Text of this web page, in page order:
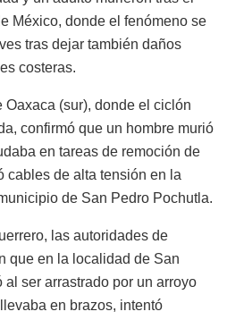
México, donde el fenómeno se
tras dejar también daños
costeras.
Oaxaca (sur), donde el ciclón
confirmó que un hombre murió
en tareas de remoción de
cables de alta tensión en la
de San Pedro Pochutla.
las autoridades de
que en la localidad de San
al ser arrastrado por un arroyo
en brazos, intentó